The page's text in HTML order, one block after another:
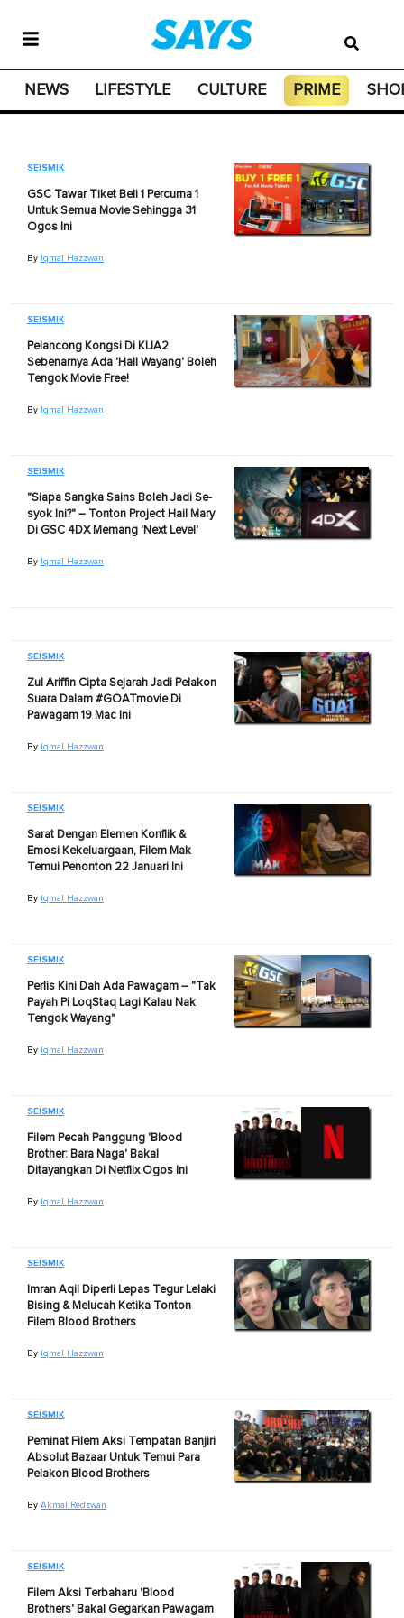
NEWS LIFESTYLE CULTURE PRIME
SEISMIK
GSC Tawar Tiket Beli 1 Percuma 1
Untuk Semua Movie Sehingga 31
Ogos Ini
By Iqmal Hazzwan
SEISMIK
Pelancong Kongsi Di KLIA2
Sebenarnya Ada 'Hall Wayang' Boleh
Tengok Movie Free!
By Iqmal Hazzwan
SEISMIK
"Siapa Sangka Sains Boleh Jadi Se-
syok Ini?" – Tonton Project Hail Mary
Di GSC 4DX Memang 'Next Level'
By Iqmal Hazzwan
SEISMIK
Zul Ariffin Cipta Sejarah Jadi Pelakon
Suara Dalam #GOATmovie Di
Pawagam 19 Mac Ini
By Iqmal Hazzwan
SEISMIK
Sarat Dengan Elemen Konflik &
Emosi Kekeluargaan, Filem Mak
Temui Penonton 22 Januari Ini
By Iqmal Hazzwan
SEISMIK
Perlis Kini Dah Ada Pawagam – "Tak
Payah Pi LoqStaq Lagi Kalau Nak
Tengok Wayang"
By Iqmal Hazzwan
SEISMIK
Filem Pecah Panggung 'Blood
Brother: Bara Naga' Bakal
Ditayangkan Di Netflix Ogos Ini
By Iqmal Hazzwan
SEISMIK
Imran Aqil Diperli Lepas Tegur Lelaki
Bising & Melucah Ketika Tonton
Filem Blood Brothers
By Iqmal Hazzwan
SEISMIK
Peminat Filem Aksi Tempatan Banjiri
Absolut Bazaar Untuk Temui Para
Pelakon Blood Brothers
By Akmal Redzwan
SEISMIK
Filem Aksi Terbaharu 'Blood
Brothers' Bakal Gegarkan Pawagam